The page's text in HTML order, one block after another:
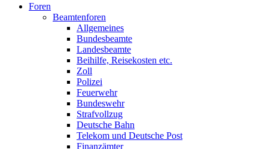
Foren
Beamtenforen
Allgemeines
Bundesbeamte
Landesbeamte
Beihilfe, Reisekosten etc.
Zoll
Polizei
Feuerwehr
Bundeswehr
Strafvollzug
Deutsche Bahn
Telekom und Deutsche Post
Finanzämter